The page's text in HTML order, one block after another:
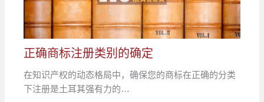
正确商标注册类别的确定
在知识产权的动态格局中，确保您的商标在正确的分类
下注册是土耳其强有力的…